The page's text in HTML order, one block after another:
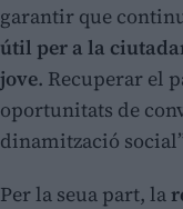
garantir que
útil per a la
jove. Recuperar el
oportunitats de
dinamització
Per la seua part, la